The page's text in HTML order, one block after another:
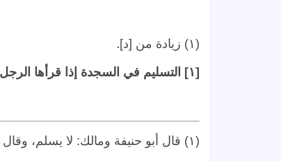
(١) زيادة من [د] .
[١] التسليم في السجدة إذا قرأها الرجل
(١) قال أبو حنيفة ومالك: لا يسلم، وقال الشافعي وأحمد: يستحب له السلام